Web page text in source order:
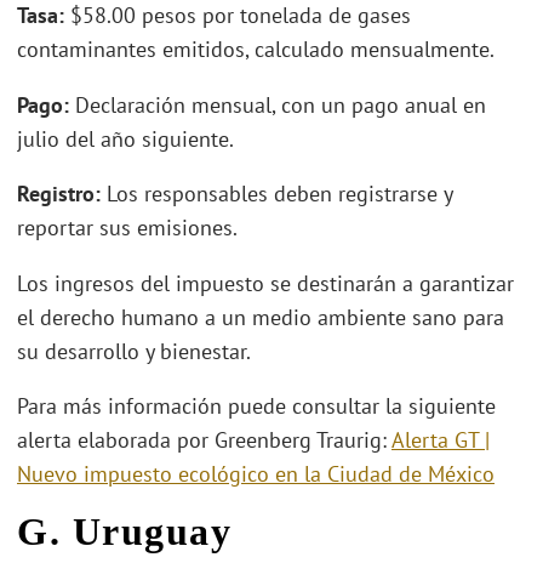
Tasa: $58.00 pesos por tonelada de gases
contaminantes emitidos, calculado mensualmente.
Pago: Declaración mensual, con un pago anual en
julio del año siguiente.
Registro: Los responsables deben registrarse y
reportar sus emisiones.
Los ingresos del impuesto se destinarán a garantizar
el derecho humano a un medio ambiente sano para
su desarrollo y bienestar.
Para más información puede consultar la siguiente
alerta elaborada por Greenberg Traurig:Alerta GT |
Nuevo impuesto ecológico en la Ciudad de México
G. Uruguay